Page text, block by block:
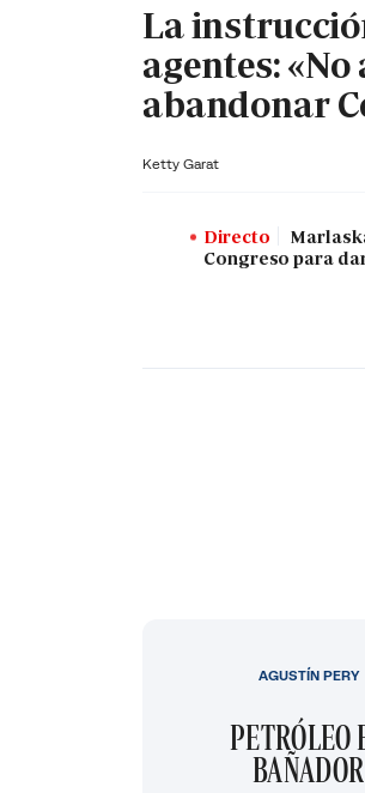
La
agentes:
abandonar
Ketty Garat
Directo
Congreso para
PETRÓLEO
BAÑADOR
AGUSTÍN PERY